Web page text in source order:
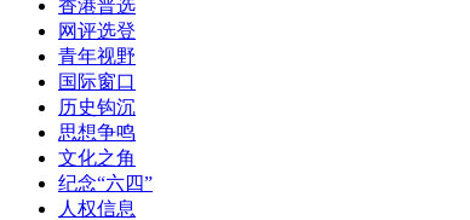
香港普选
网评选登
青年视野
国际窗口
历史钩沉
思想争鸣
文化之角
纪念“六四”
人权信息